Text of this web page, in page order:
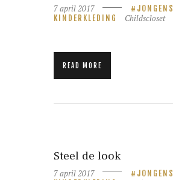
7 april 2017
JONGENS
KINDERKLEDING
Childscloset
READ MORE
Steel de look
7 april 2017
JONGENS